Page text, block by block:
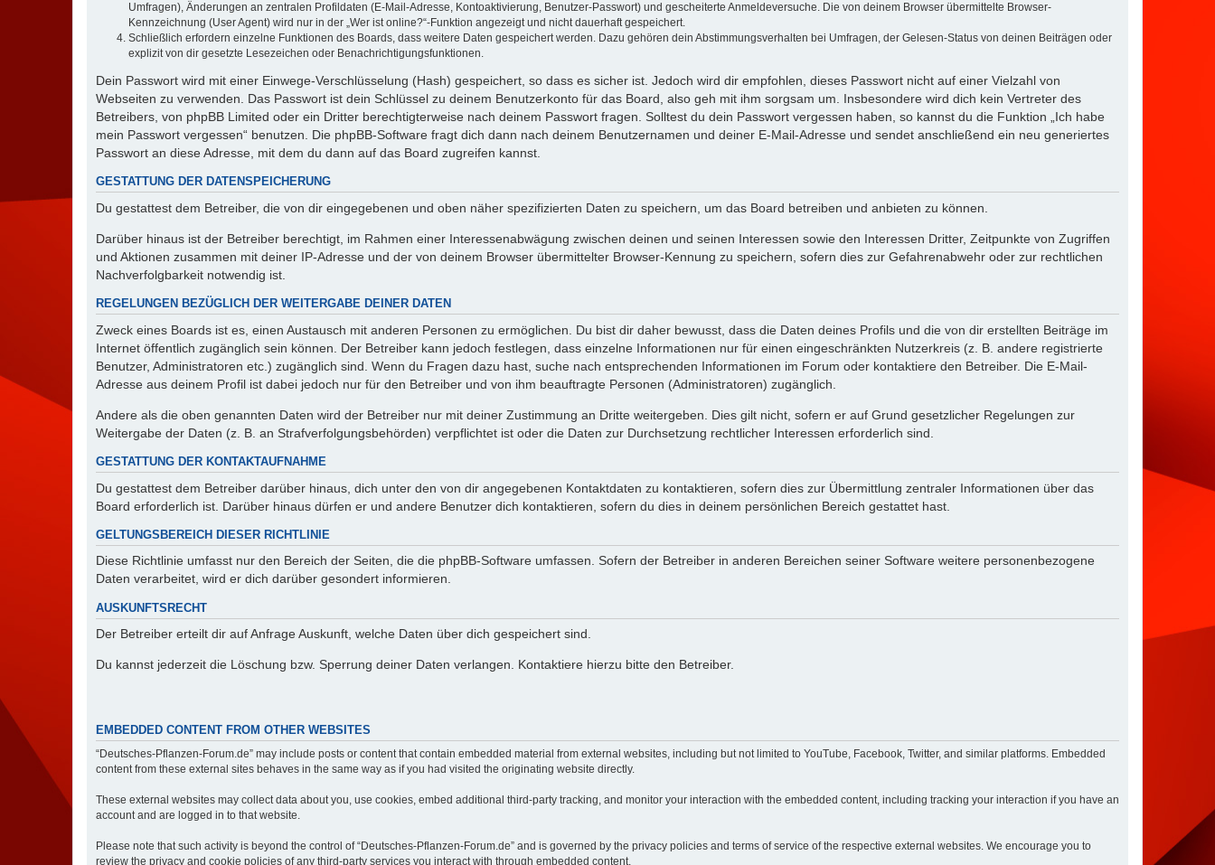
Umfragen), Änderungen an zentralen Profildaten (E-Mail-Adresse, Kontoaktivierung, Benutzer-Passwort) und gescheiterte Anmeldeversuche. Die von deinem Browser übermittelte Browser-
Kennzeichnung (User Agent) wird nur in der „Wer ist online?“-Funktion angezeigt und nicht dauerhaft gespeichert.
Schließlich erfordern einzelne Funktionen des Boards, dass weitere Daten gespeichert werden. Dazu gehören dein Abstimmungsverhalten bei Umfragen, der Gelesen-Status von deinen Beiträgen oder
explizit von dir gesetzte Lesezeichen oder Benachrichtigungsfunktionen.
Dein Passwort wird mit einer Einwege-Verschlüsselung (Hash) gespeichert, so dass es sicher ist. Jedoch wird dir empfohlen, dieses Passwort nicht auf einer Vielzahl von
Webseiten zu verwenden. Das Passwort ist dein Schlüssel zu deinem Benutzerkonto für das Board, also geh mit ihm sorgsam um. Insbesondere wird dich kein Vertreter des
Betreibers, von phpBB Limited oder ein Dritter berechtigterweise nach deinem Passwort fragen. Solltest du dein Passwort vergessen haben, so kannst du die Funktion „Ich habe
mein Passwort vergessen“ benutzen. Die phpBB-Software fragt dich dann nach deinem Benutzernamen und deiner E-Mail-Adresse und sendet anschließend ein neu generiertes
Passwort an diese Adresse, mit dem du dann auf das Board zugreifen kannst.
GESTATTUNG DER DATENSPEICHERUNG
Du gestattest dem Betreiber, die von dir eingegebenen und oben näher spezifizierten Daten zu speichern, um das Board betreiben und anbieten zu können.
Darüber hinaus ist der Betreiber berechtigt, im Rahmen einer Interessenabwägung zwischen deinen und seinen Interessen sowie den Interessen Dritter, Zeitpunkte von Zugriffen
und Aktionen zusammen mit deiner IP-Adresse und der von deinem Browser übermittelter Browser-Kennung zu speichern, sofern dies zur Gefahrenabwehr oder zur rechtlichen
Nachverfolgbarkeit notwendig ist.
REGELUNGEN BEZÜGLICH DER WEITERGABE DEINER DATEN
Zweck eines Boards ist es, einen Austausch mit anderen Personen zu ermöglichen. Du bist dir daher bewusst, dass die Daten deines Profils und die von dir erstellten Beiträge im
Internet öffentlich zugänglich sein können. Der Betreiber kann jedoch festlegen, dass einzelne Informationen nur für einen eingeschränkten Nutzerkreis (z. B. andere registrierte
Benutzer, Administratoren etc.) zugänglich sind. Wenn du Fragen dazu hast, suche nach entsprechenden Informationen im Forum oder kontaktiere den Betreiber. Die E-Mail-
Adresse aus deinem Profil ist dabei jedoch nur für den Betreiber und von ihm beauftragte Personen (Administratoren) zugänglich.
Andere als die oben genannten Daten wird der Betreiber nur mit deiner Zustimmung an Dritte weitergeben. Dies gilt nicht, sofern er auf Grund gesetzlicher Regelungen zur
Weitergabe der Daten (z. B. an Strafverfolgungsbehörden) verpflichtet ist oder die Daten zur Durchsetzung rechtlicher Interessen erforderlich sind.
GESTATTUNG DER KONTAKTAUFNAHME
Du gestattest dem Betreiber darüber hinaus, dich unter den von dir angegebenen Kontaktdaten zu kontaktieren, sofern dies zur Übermittlung zentraler Informationen über das
Board erforderlich ist. Darüber hinaus dürfen er und andere Benutzer dich kontaktieren, sofern du dies in deinem persönlichen Bereich gestattet hast.
GELTUNGSBEREICH DIESER RICHTLINIE
Diese Richtlinie umfasst nur den Bereich der Seiten, die die phpBB-Software umfassen. Sofern der Betreiber in anderen Bereichen seiner Software weitere personenbezogene
Daten verarbeitet, wird er dich darüber gesondert informieren.
AUSKUNFTSRECHT
Der Betreiber erteilt dir auf Anfrage Auskunft, welche Daten über dich gespeichert sind.
Du kannst jederzeit die Löschung bzw. Sperrung deiner Daten verlangen. Kontaktiere hierzu bitte den Betreiber.
EMBEDDED CONTENT FROM OTHER WEBSITES
“Deutsches-Pflanzen-Forum.de” may include posts or content that contain embedded material from external websites, including but not limited to YouTube, Facebook, Twitter, and similar platforms. Embedded
content from these external sites behaves in the same way as if you had visited the originating website directly.
These external websites may collect data about you, use cookies, embed additional third-party tracking, and monitor your interaction with the embedded content, including tracking your interaction if you have an
account and are logged in to that website.
Please note that such activity is beyond the control of “Deutsches-Pflanzen-Forum.de” and is governed by the privacy policies and terms of service of the respective external websites. We encourage you to
review the privacy and cookie policies of any third-party services you interact with through embedded content.